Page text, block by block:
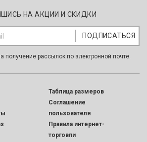
НА АКЦИИ И СКИДКИ
получение рассылок по электронной почте.
Таблица размеров
Соглашение
пользователя
Правила интернет-
торговли